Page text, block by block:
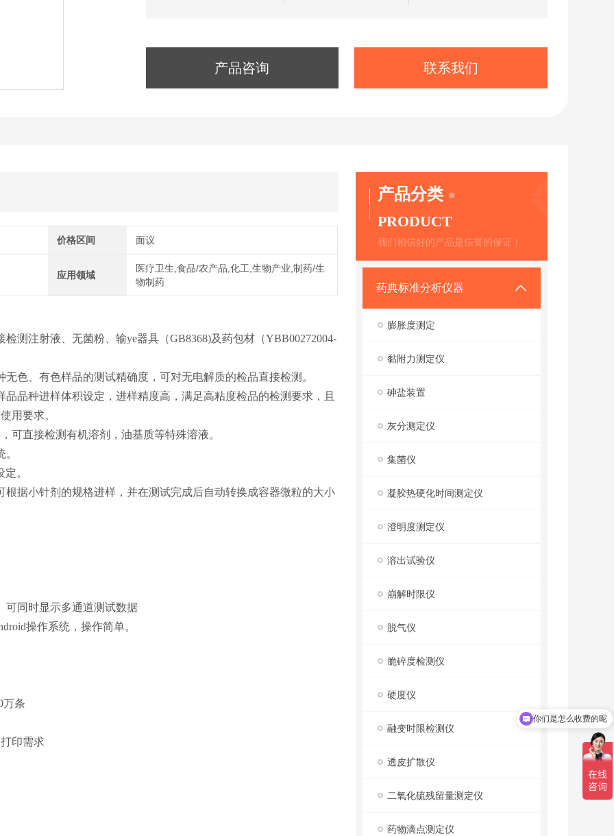
产品咨询 联系我们
价格区间 面议
应用领域
医疗卫生,食品/农产品,化工,生物产业,制药/生
物制药
测注射液、无菌粉、输ye器具（GB8368)及药包材（YBB00272004-
色、有色样品的测试精确度，可对无电解质的检品直接检测。
品种进样体积设定，进样精度高，满足高粘度检品的检测要求，且
用要求。
可直接检测有机溶剂，油基质等特殊溶液。
。
据小针剂的规格进样，并在测试完成后自动转换成容器微粒的大小
可同时显示多通道测试数据
操作系统，操作简单。
万条
印需求
产品分类
PRODUCT
我们相信好的产品是信誉的保证！
药典标准分析仪器
膨胀度测定
黏附力测定仪
砷盐装置
灰分测定仪
集菌仪
凝胶热硬化时间测定仪
澄明度测定仪
溶出试验仪
崩解时限仪
脱气仪
脆碎度检测仪
硬度仪
融变时限检测仪
透皮扩散仪
二氧化硫残留量测定仪
药物滴点测定仪
现在有优惠活动吗